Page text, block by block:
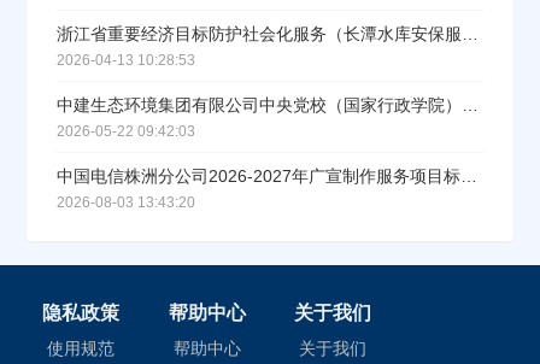
浙江省重要经济目标防护社会化服务（长潭水库安保服务）采购项目招标公告
2026-04-13 10:28:53
中建生态环境集团有限公司中央党校（国家行政学院）能源机房运维服务项目空调运维服务采购公告
2026-05-22 09:42:03
中国电信株洲分公司2026-2027年广宣制作服务项目标包六（炎陵）招标公告
2026-08-03 13:43:20
隐私政策
使用规范
帮助中心
帮助中心
关于我们
关于我们